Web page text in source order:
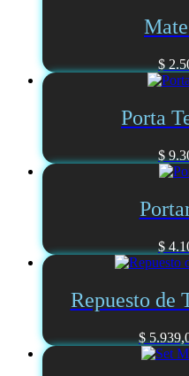
$
Porta
$
$
Repuesto de
$